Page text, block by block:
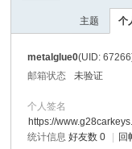
›
主题 个
metalglue0(UID:
邮箱状态
未验证
个人签名
https://
统计信息 好友数 0 回